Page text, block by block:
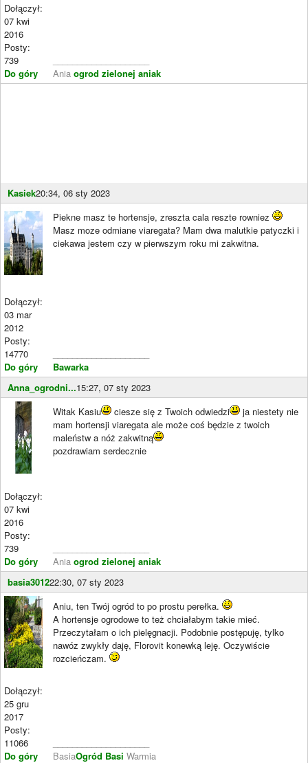
Dołączył:
07 kwi
2016
Posty:
739
Do góry
Ania ogrod zielonej aniak
Kasiek20:34, 06 sty 2023
Dołączył:
03 mar
2012
Posty:
14770
Do góry
Piekne masz te hortensje, zreszta cala reszte rowniez
Masz moze odmiane viaregata? Mam dwa malutkie patyczki i
ciekawa jestem czy w pierwszym roku mi zakwitna.
Bawarka
Anna_ogrodni...15:27, 07 sty 2023
Dołączył:
07 kwi
2016
Posty:
739
Do góry
Witak Kasiu ciesze się z Twoich odwiedzi
ja niestety nie
mam hortensji viaregata ale może coś będzie z twoich
maleństw a nóż zakwitną
pozdrawiam serdecznie
Ania ogrod zielonej aniak
basia301222:30, 07 sty 2023
Dołączył:
25 gru
2017
Posty:
11066
Do góry
Aniu, ten Twój ogród to po prostu perełka.
A hortensje ogrodowe to też chciałabym takie mieć.
Przeczytałam o ich pielęgnacji. Podobnie postępuję, tylko
nawóz zwykły daję, Florovit konewką leję. Oczywiście
rozcieńczam.
BasiaOgród Basi Warmia